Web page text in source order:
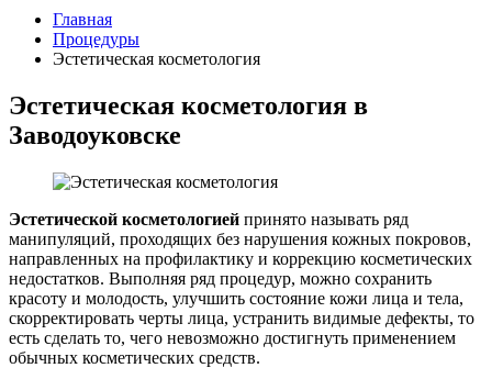
Главная
Процедуры
Эстетическая косметология
Эстетическая косметология в
Заводоуковске
Эстетической косметологией принято называть ряд
манипуляций, проходящих без нарушения кожных покровов,
направленных на профилактику и коррекцию косметических
недостатков. Выполняя ряд процедур, можно сохранить
красоту и молодость, улучшить состояние кожи лица и тела,
скорректировать черты лица, устранить видимые дефекты, то
есть сделать то, чего невозможно достигнуть применением
обычных косметических средств.